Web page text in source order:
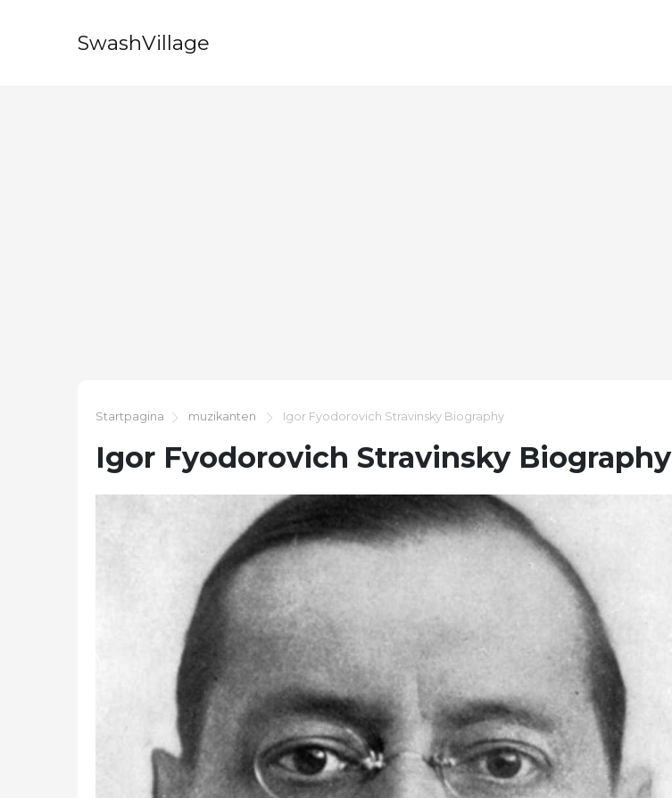
SwashVillage
Startpagina muzikanten Igor Fyodorovich Stravinsky Biography
Igor Fyodorovich Stravinsky Biography